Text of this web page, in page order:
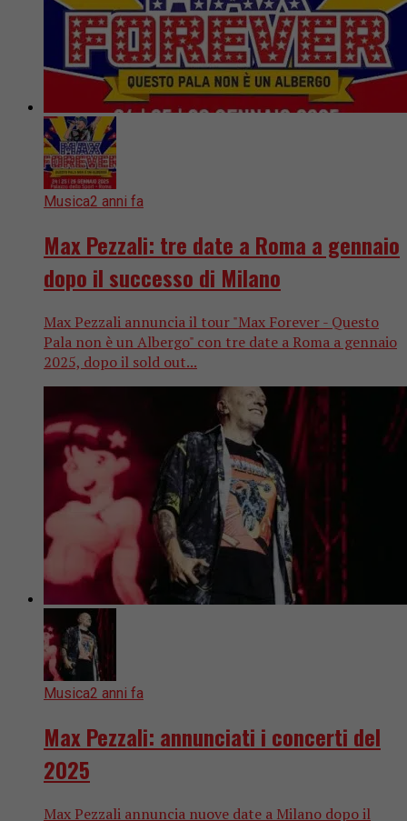
Musica2 anni fa
Max Pezzali: tre date a Roma a gennaio
dopo il successo di Milano
Max Pezzali annuncia il tour "Max Forever - Questo
Pala non è un Albergo" con tre date a Roma a gennaio
2025, dopo il sold out...
Musica2 anni fa
Max Pezzali: annunciati i concerti del
2025
Max Pezzali annuncia nuove date a Milano dopo il